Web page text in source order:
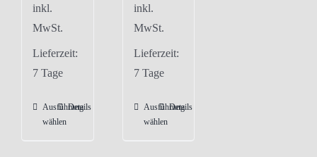
inkl.
MwSt.
Lieferzeit:
7 Tage
Ausführung
wählen
Dieses
Produkt
Details
inkl.
MwSt.
Lieferzeit:
7 Tage
Ausführung
wählen
Dieses
Produkt
Details